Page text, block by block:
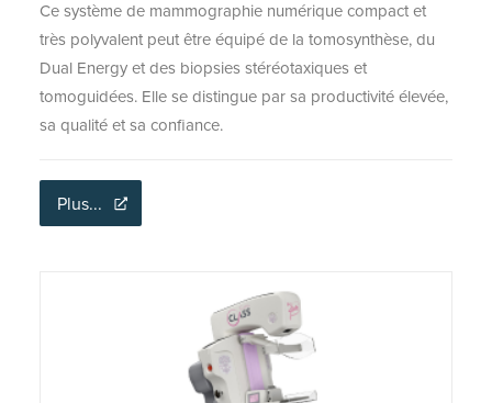
Ce système de mammographie numérique compact et
très polyvalent peut être équipé de la tomosynthèse, du
Dual Energy et des biopsies stéréotaxiques et
tomoguidées. Elle se distingue par sa productivité élevée,
sa qualité et sa confiance.
Plus...